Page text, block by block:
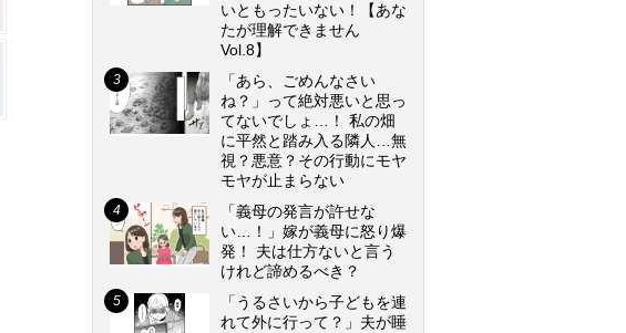
いともったいない！【あな
たが理解できません
Vol.8】
「あら、ごめんなさい
ね？」って絶対悪いと思っ
てないでしょ…！ 私の畑
に平然と踏み入る隣人…無
視？悪意？その行動にモヤ
モヤが止まらない
「義母の発言が許せな
い…！」嫁が義母に怒り爆
発！ 夫は仕方ないと言う
けれど諦めるべき？
「うるさいから子どもを連
れて外に行って？」夫が睡